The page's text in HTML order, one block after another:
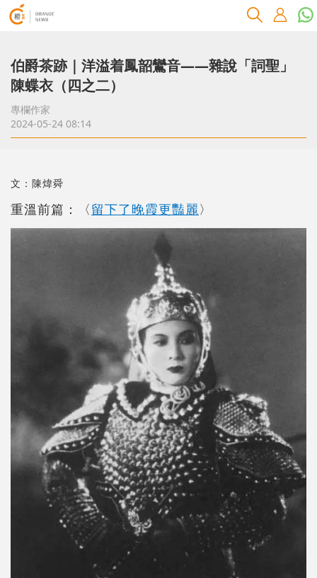
伯爵茶跡｜洋溢着鳳韶鸞音――雜說「詞聖」
陳蝶衣（四之二）
專欄作家
2024-05-24 08:14
文：陳煒舜
重溫前篇：〈 留下了晚霞更豔麗 〉